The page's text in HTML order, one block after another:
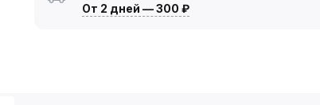
От 2 дней —300 ₽